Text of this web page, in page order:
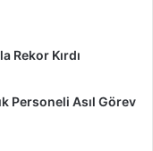
Rekor Kırdı
Personeli Asıl Görev